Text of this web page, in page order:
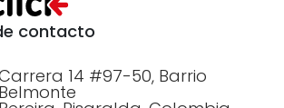
contacto
14 #97-50, Barrio
Belmonte